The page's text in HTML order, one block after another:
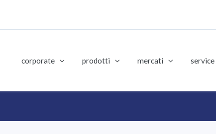
corporate prodotti mercati service